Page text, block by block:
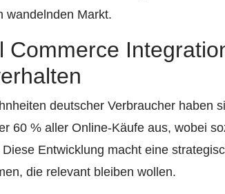
wandelnden Markt.
Commerce
deutscher Verbraucher haben
60 % aller Online-Käufe aus, wobei
Entwicklung macht eine
die relevant bleiben wollen.